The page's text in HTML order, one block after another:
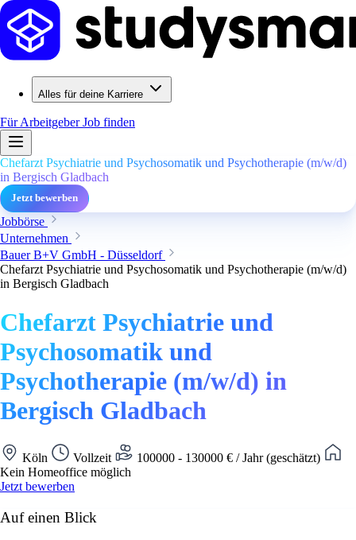
Alles für deine Karriere
Für ArbeitgeberJob finden
Chefarzt Psychiatrie und Psychosomatik und Psychotherapie (m/w/d)
in Bergisch Gladbach
Jetzt bewerben
Jobbörse
Unternehmen
Bauer B+V GmbH - Düsseldorf
Chefarzt Psychiatrie und Psychosomatik und Psychotherapie (m/w/d)
in Bergisch Gladbach
Chefarzt Psychiatrie und
Psychosomatik und
Psychotherapie (m/w/d) in
Bergisch Gladbach
Köln Vollzeit
100000 - 130000 € / Jahr (geschätzt)
Kein Homeoffice möglich
Jetzt bewerben
Auf einen Blick